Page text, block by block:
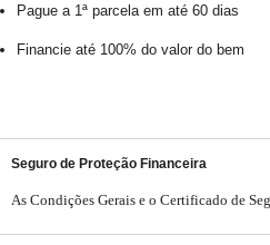
Pague a 1ª parcela em até 60 dias
Financie até 100% do valor do bem
Seguro de Proteção Financeira
As Condições Gerais e o Certificado de